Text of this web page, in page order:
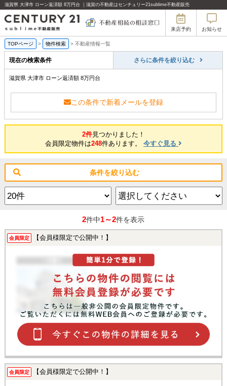
滋賀県 大津市 ローン返済額 8万円台 ｜滋賀の不動産はセンチュリー21sublime不動産販売
来店予約 お知らせ
TOPページ > 物件検索 > 不動産情報一覧
現在の検索条件 さらに条件を絞り込む
滋賀県 大津市 ローン返済額 8万円台
この条件で新着メールを登録
2件見つかりました！
会員限定物件は248件あります。 今すぐ見る
条件を絞り込む
2件中1～2件を表示
会員限定 【会員様限定で公開中！】
会員限定 【会員様限定で公開中！】